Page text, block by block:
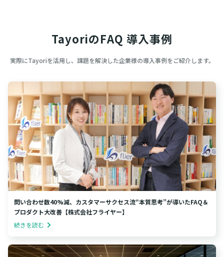
TayoriのFAQ 導入事例
実際にTayoriを活用し、課題を解決した企業様の導入事例をご紹介します。
問い合わせ数40%減、カスタマーサクセス流“本質思考”が導いたFAQ＆
プロダクト大改善【株式会社フライヤー】
続きを読む